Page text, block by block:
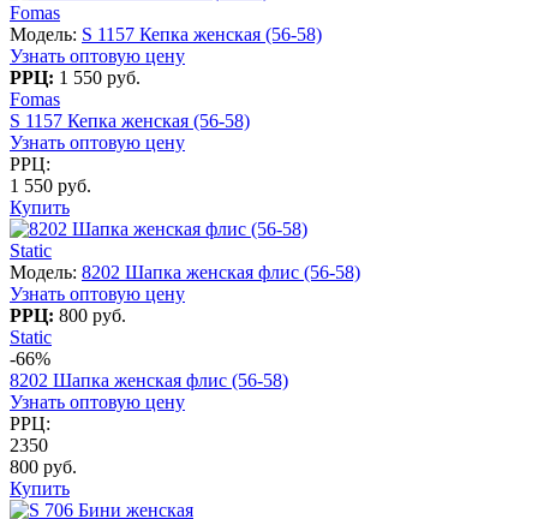
Fomas
Модель: S 1157 Кепка женская (56-58)
Узнать оптовую цену
РРЦ: 1 550 руб.
Fomas
S 1157 Кепка женская (56-58)
Узнать оптовую цену
РРЦ:
1 550 руб.
Купить
Static
Модель: 8202 Шапка женская флис (56-58)
Узнать оптовую цену
РРЦ: 800 руб.
Static
-66%
8202 Шапка женская флис (56-58)
Узнать оптовую цену
РРЦ:
2350
800 руб.
Купить